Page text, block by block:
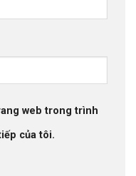
web trong trình
của tôi.